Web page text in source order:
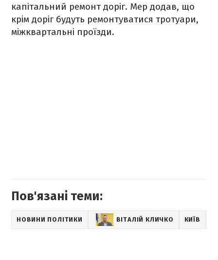
капітальний ремонт доріг. Мер додав, що
крім доріг будуть ремонтуватися тротуари,
міжквартальні проїзди.
Пов'язані теми:
НОВИНИ ПОЛІТИКИ ВІТАЛІЙ КЛИЧКО КИЇВ